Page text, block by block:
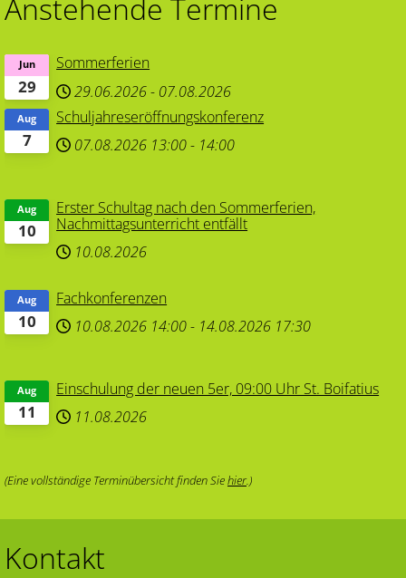
Anstehende Termine
29
Jun
Sommerferien
29.06.2026- 07.08.2026
7
Aug
Schuljahreseröffnungskonferenz
07.08.2026 13:00- 14:00
10
Aug
Erster Schultag nach den Sommerferien,
Nachmittagsunterricht entfällt
10.08.2026
10
Aug
Fachkonferenzen
10.08.2026 14:00- 14.08.2026 17:30
11
Aug
Einschulung der neuen 5er, 09:00 Uhr St. Boifatius
11.08.2026
(Eine vollständige Terminübersicht finden Siehier.)
Kontakt